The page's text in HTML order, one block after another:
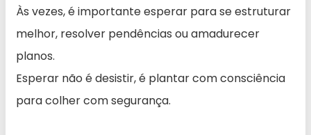
Às vezes, é importante esperar para se estruturar
melhor, resolver pendências ou amadurecer
planos.
Esperar não é desistir, é plantar com consciência
para colher com segurança.